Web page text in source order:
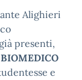
Alighieri
presenti,
e